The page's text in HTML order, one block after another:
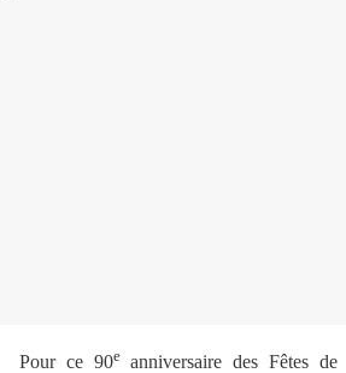
Pour ce 90eanniversaire des Fêtes